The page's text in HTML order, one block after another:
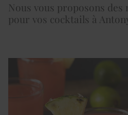
Nous vous proposons des
pour vos cocktails à